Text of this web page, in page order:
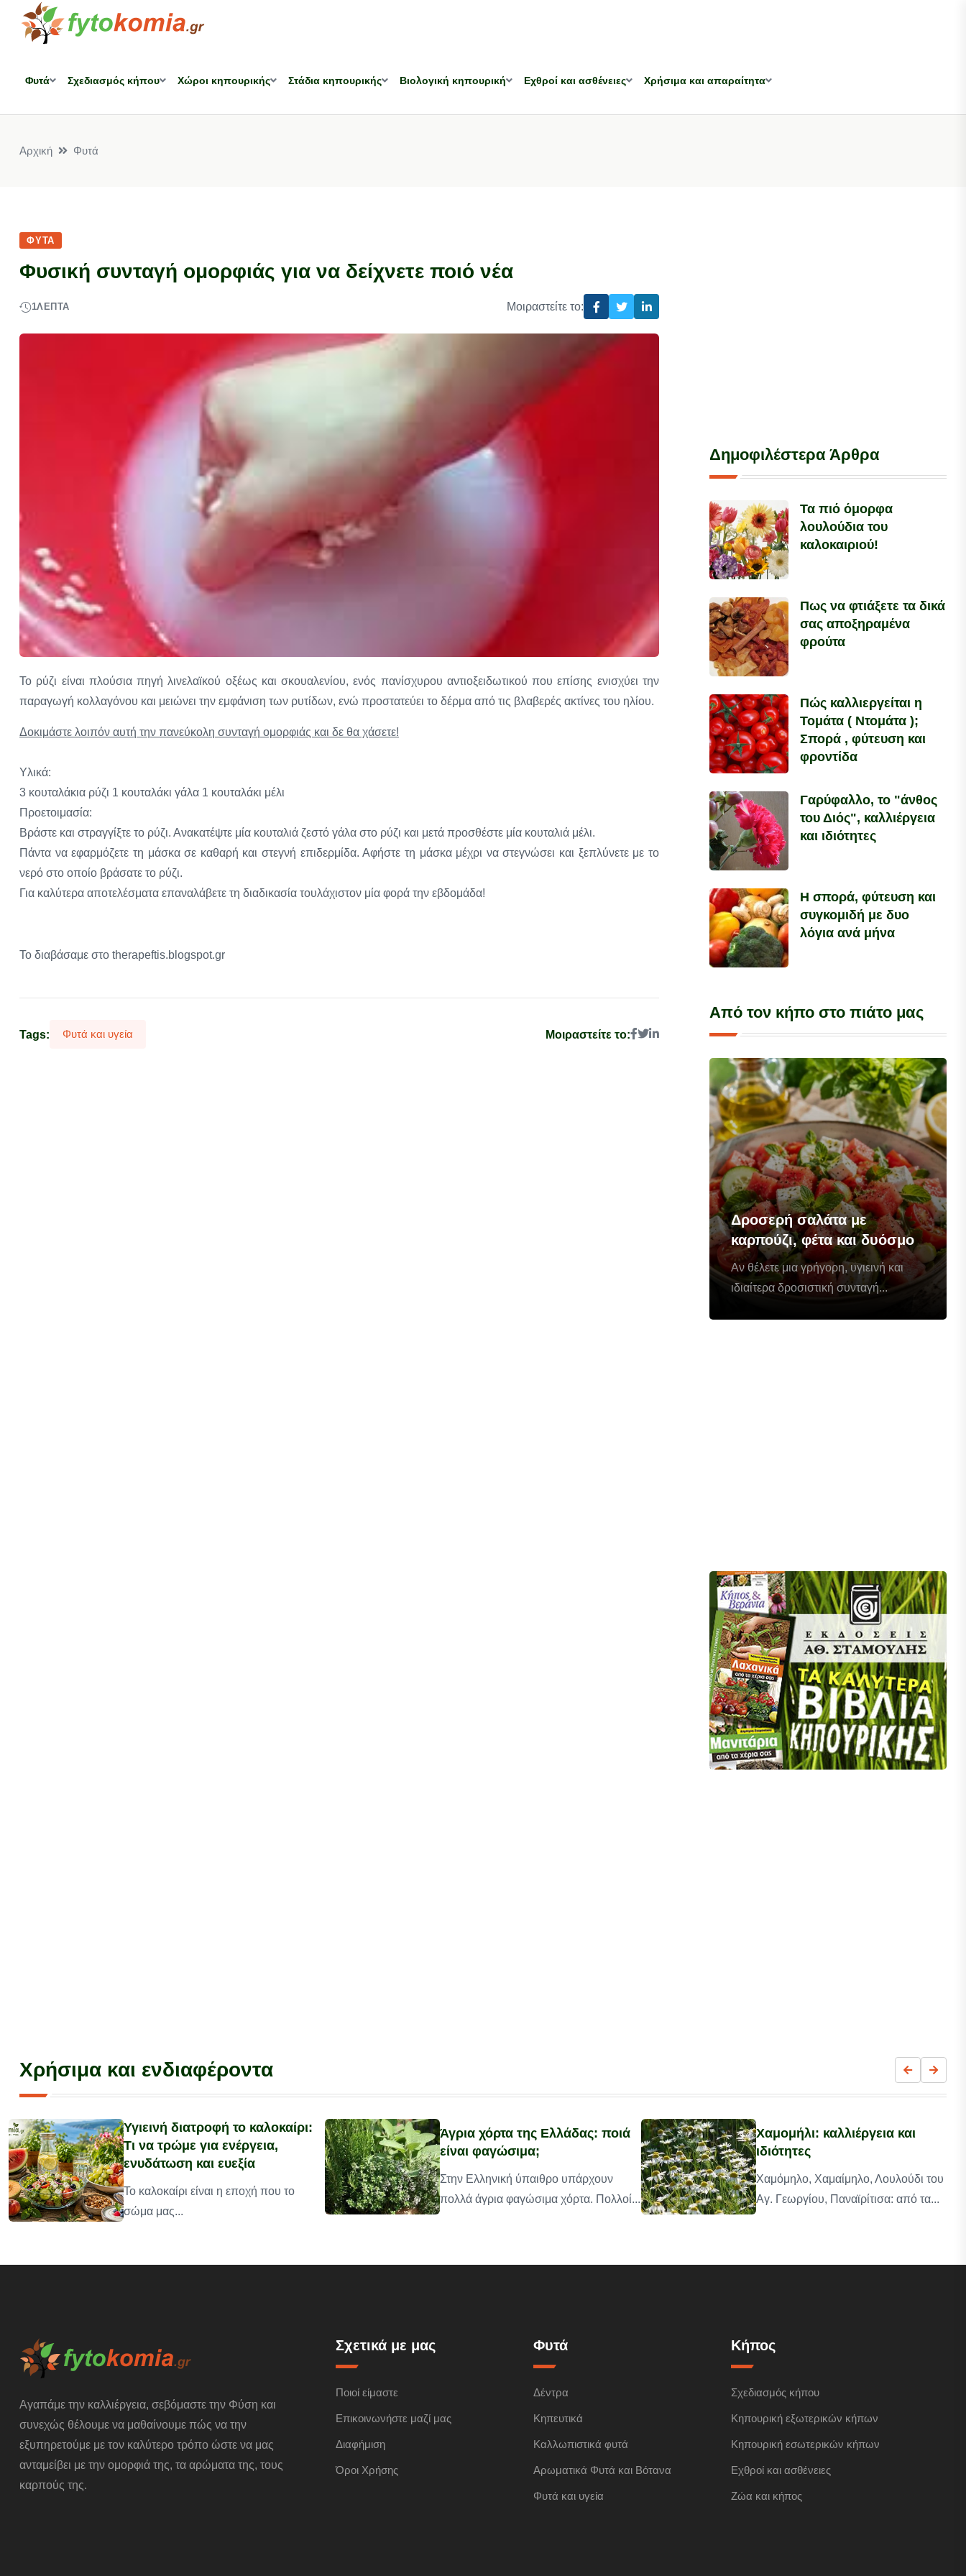
Φυτά Σχεδιασμός κήπου Χώροι κηπουρικής Στάδια κηπουρικής Βιολογική κηπουρική Εχθροί και ασθένειες Χρήσιμα και απαραίτητα
Αρχική Φυτά
ΦΥΤΆ
Φυσική συνταγή ομορφιάς για να δείχνετε ποιό νέα
1ΛΕΠΤΆ Μοιραστείτε το:
Το ρύζι είναι πλούσια πηγή λινελαϊκού οξέως και σκουαλενίου, ενός πανίσχυρου αντιοξειδωτικού που επίσης ενισχύει την
παραγωγή κολλαγόνου και μειώνει την εμφάνιση των ρυτίδων, ενώ προστατεύει το δέρμα από τις βλαβερές ακτίνες του ηλίου.
Δοκιμάστε λοιπόν αυτή την πανεύκολη συνταγή ομορφιάς και δε θα χάσετε!
Υλικά:
3 κουταλάκια ρύζι 1 κουταλάκι γάλα 1 κουταλάκι μέλι
Προετοιμασία:
Βράστε και στραγγίξτε το ρύζι. Ανακατέψτε μία κουταλιά ζεστό γάλα στο ρύζι και μετά προσθέστε μία κουταλιά μέλι.
Πάντα να εφαρμόζετε τη μάσκα σε καθαρή και στεγνή επιδερμίδα. Αφήστε τη μάσκα μέχρι να στεγνώσει και ξεπλύνετε με το
νερό στο οποίο βράσατε το ρύζι.
Για καλύτερα αποτελέσματα επαναλάβετε τη διαδικασία τουλάχιστον μία φορά την εβδομάδα!
Το διαβάσαμε στο therapeftis.blogspot.gr
Tags: Φυτά και υγεία Μοιραστείτε το:
Δημοφιλέστερα Άρθρα
Τα πιό όμορφα
λουλούδια του
καλοκαιριού!
Πως να φτιάξετε τα δικά
σας αποξηραμένα
φρούτα
Πώς καλλιεργείται η
Τομάτα ( Ντομάτα );
Σπορά , φύτευση και
φροντίδα
Γαρύφαλλο, το "άνθος
του Διός", καλλιέργεια
και ιδιότητες
Η σπορά, φύτευση και
συγκομιδή με δυο
λόγια ανά μήνα
Από τον κήπο στο πιάτο μας
Δροσερή σαλάτα με
καρπούζι, φέτα και δυόσμο
Αν θέλετε μια γρήγορη, υγιεινή και
ιδιαίτερα δροσιστική συνταγή...
Χρήσιμα και ενδιαφέροντα
Υγιεινή διατροφή το καλοκαίρι:
Τι να τρώμε για ενέργεια,
ενυδάτωση και ευεξία
Το καλοκαίρι είναι η εποχή που το
σώμα μας...
Άγρια χόρτα της Ελλάδας: ποιά
είναι φαγώσιμα;
Στην Ελληνική ύπαιθρο υπάρχουν
πολλά άγρια φαγώσιμα χόρτα. Πολλοί...
Χαμομήλι: καλλιέργεια και
ιδιότητες
Χαμόμηλο, Χαμαίμηλο, Λουλούδι του
Αγ. Γεωργίου, Παναϊρίτισα: από τα...
Αγαπάμε την καλλιέργεια, σεβόμαστε την Φύση και
συνεχώς θέλουμε να μαθαίνουμε πώς να την
εξυπηρετούμε με τον καλύτερο τρόπο ώστε να μας
ανταμείβει με την ομορφιά της, τα αρώματα της, τους
καρπούς της.
Σχετικά με μας
Ποιοί είμαστε
Επικοινωνήστε μαζί μας
Διαφήμιση
Όροι Χρήσης
Φυτά
Δέντρα
Κηπευτικά
Καλλωπιστικά φυτά
Αρωματικά Φυτά και Βότανα
Φυτά και υγεία
Κήπος
Σχεδιασμός κήπου
Κηπουρική εξωτερικών κήπων
Κηπουρική εσωτερικών κήπων
Εχθροί και ασθένειες
Ζώα και κήπος